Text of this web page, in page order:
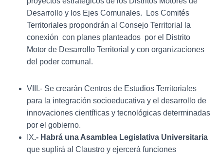
Desarrollo y los Ejes Comunales. Los Comités
Territoriales propondrán al Consejo Territorial la
conexión con planes planteados por el Distrito
Motor de Desarrollo Territorial y con organizaciones
del poder comunal.
VIII.- Se crearán Centros de Estudios Territoriales
para la integración socioeducativa y el desarrollo de
innovaciones científicas y tecnológicas determinadas
por el gobierno.
IX.- Habrá una Asamblea Legislativa Universitaria
que suplirá al Claustro y ejercerá funciones